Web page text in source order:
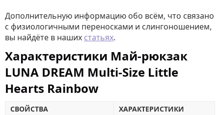
Дополнительную информацию обо всём, что связано
с физиологичными переносками и слингоношением,
вы найдёте в наших статьях.
Характеристики Май-рюкзак
LUNA DREAM Multi-Size Little
Hearts Rainbow
СВОЙСТВА
ХАРАКТЕРИСТИКИ